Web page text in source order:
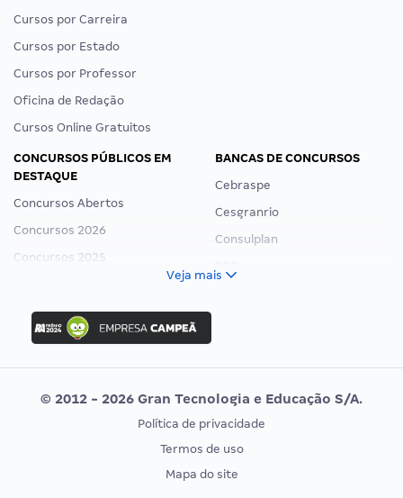
Cursos por Carreira
Cursos por Estado
Cursos por Professor
Oficina de Redação
Cursos Online Gratuitos
CONCURSOS PÚBLICOS EM
DESTAQUE
Concursos Abertos
Concursos 2026
Concursos 2025
Concurso Ibama
Concurso MPU
Editais publicados
BANCAS DE CONCURSOS
Cebraspe
Cesgranrio
Consulplan
Vunesp
CONCURSOS POR PROFISSÃO
EXAME DE ORDEM
Veja mais
© 2012 - 2026 Gran Tecnologia e Educação S/A.
Política de privacidade
Termos de uso
Mapa do site